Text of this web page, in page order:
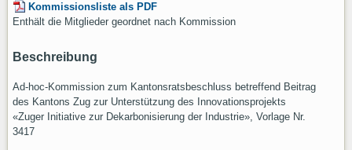
Kommissionsliste als PDF
Enthält die Mitglieder geordnet nach Kommission
Beschreibung
Ad-hoc-Kommission zum Kantonsratsbeschluss betreffend Beitrag
des Kantons Zug zur Unterstützung des Innovationsprojekts
«Zuger Initiative zur Dekarbonisierung der Industrie», Vorlage Nr.
3417